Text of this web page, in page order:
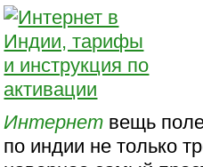
Интернет вещь
по индии не только